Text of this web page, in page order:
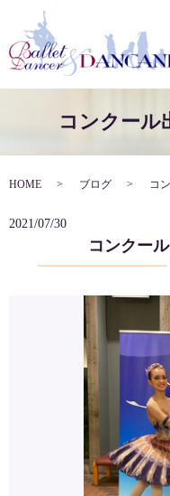
コンクール
HOME ブログ コ
2021/07/30
コンクー